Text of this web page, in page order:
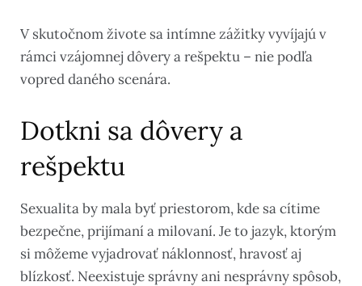
V skutočnom živote sa intímne zážitky vyvíjajú v
rámci vzájomnej dôvery a rešpektu – nie podľa
vopred daného scenára.
Dotkni sa dôvery a
rešpektu
Sexualita by mala byť priestorom, kde sa cítime
bezpečne, prijímaní a milovaní. Je to jazyk, ktorým
si môžeme vyjadrovať náklonnosť, hravosť aj
blízkosť. Neexistuje správny ani nesprávny spôsob,